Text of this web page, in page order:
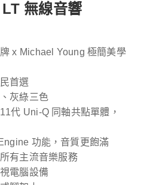
無線音響
x Michael Young 極簡美學
首選
灰綠三色
代 Uni-Q 同軸共點單體，
功能，音質更飽滿
有主流音樂服務
電腦設備